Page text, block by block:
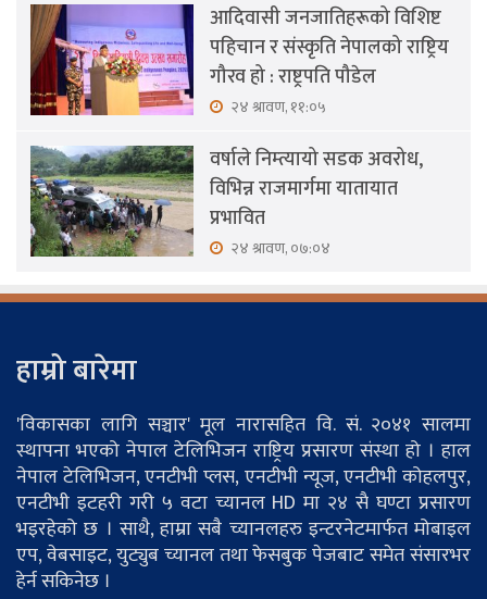
आदिवासी जनजातिहरूको विशिष्ट
पहिचान र संस्कृति नेपालको राष्ट्रिय
गौरव हो : राष्ट्रपति पौडेल
२४ श्रावण, ११:०५
वर्षाले निम्त्यायो सडक अवरोध,
विभिन्न राजमार्गमा यातायात
प्रभावित
२४ श्रावण, ०७:०४
हाम्रो बारेमा
'विकासका लागि सञ्चार' मूल नारासहित वि. सं. २०४१ सालमा
स्थापना भएको नेपाल टेलिभिजन राष्ट्रिय प्रसारण संस्था हो । हाल
नेपाल टेलिभिजन, एनटीभी प्लस, एनटीभी न्यूज, एनटीभी कोहलपुर,
एनटीभी इटहरी गरी ५ वटा च्यानल HD मा २४ सै घण्टा प्रसारण
भइरहेको छ । साथै, हाम्रा सबै च्यानलहरु इन्टरनेटमार्फत मोबाइल
एप, वेबसाइट, युट्युब च्यानल तथा फेसबुक पेजबाट समेत संसारभर
हेर्न सकिनेछ ।